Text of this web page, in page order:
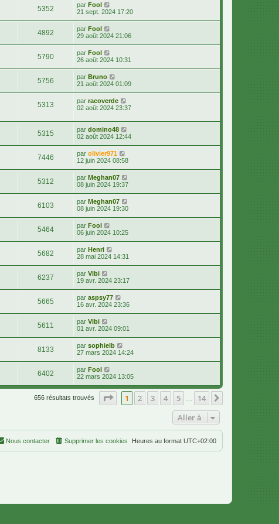
5352 par Fool
21 sept. 2024 17:20
4892 par Fool
29 août 2024 21:06
5790 par Fool
26 août 2024 10:31
5756 par Bruno
21 août 2024 01:09
5313 par racoverde
02 août 2024 23:37
5315 par domino48
02 août 2024 12:44
7446 par olivier971
12 juin 2024 08:58
5312 par Meghan07
08 juin 2024 19:37
6103 par Meghan07
08 juin 2024 19:30
5464 par Fool
06 juin 2024 10:25
5682 par Henri
28 mai 2024 14:31
6237 par Vibi
19 avr. 2024 23:17
5665 par aspsy77
16 avr. 2024 23:36
5611 par Vibi
01 avr. 2024 09:01
8133 par sophielb
27 mars 2024 14:24
6402 par Fool
22 mars 2024 13:05
656 résultats trouvés Page sur14
1 2 3 4 5 14
Aller à
Heures au format UTC+02:00
Supprimer les cookies
Nous contacter